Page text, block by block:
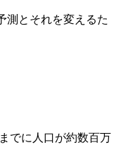
測とそれを変えるた
でに人口が約数百万